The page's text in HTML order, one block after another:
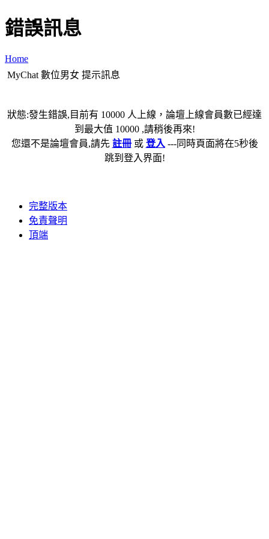
錯誤訊息
Home
MyChat 數位男女 提示訊息
狀態:發生錯誤,目前有 10000 人上線，論壇上線會員數已經達
到最大值 10000 ,請稍後再來!
您還不是論壇會員,請先 註冊或 登入 ---同時頁面將在5秒後
跳到登入界面!
完整版本
免責聲明
頂端